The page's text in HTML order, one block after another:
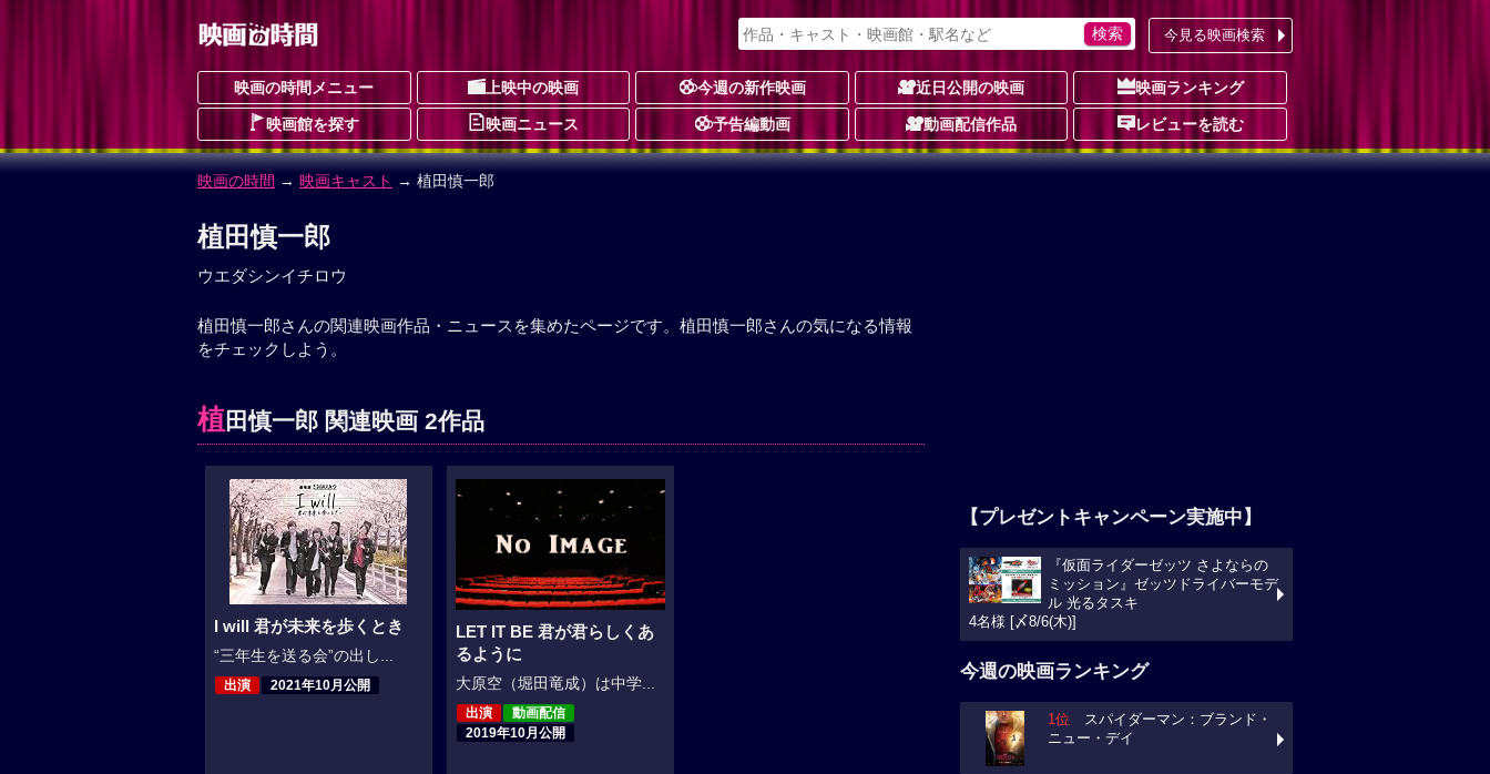
今見る映画検索
映画の時間メニュー 上映中の映画 今週の新作映画 近日公開の映画 映画ランキング
映画館を探す 映画ニュース 予告編動画 動画配信作品 レビューを読む
映画の時間 → 映画キャスト → 植田慎一郎
植田慎一郎
ウエダシンイチロウ
植田慎一郎さんの関連映画作品・ニュースを集めたページです。植田慎一郎さんの気になる情報
をチェックしよう。
植 田慎一郎 関連映画 2作品
I will 君が未来を歩くとき
“三年生を送る会”の出し...
出演 2021年10月公開
LET IT BE 君が君らしくあ
るように
大原空（堀田竜成）は中学...
出演
動画配信
2019年10月公開
【プレゼントキャンペーン実施中】
『仮面ライダーゼッツ さよならの
ミッション』ゼッツドライバーモデ
ル 光るタスキ
4名様 [〆8/6(木)]
今週の映画ランキング
1位 スパイダーマン：ブランド・
ニュー・デイ